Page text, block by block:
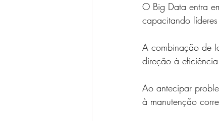
O Big Data entra
capacitando
A combinação de
direção à
Ao antecipar
à manutenção